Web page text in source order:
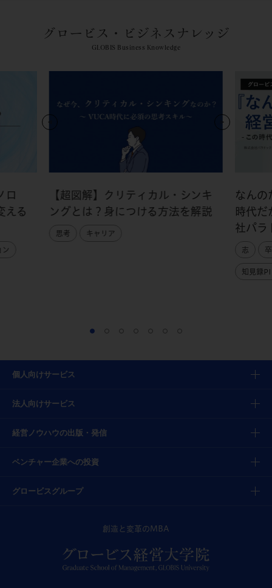
グロービス・ビジネスナレッジ
GLOBIS Business Knowledge
ロ
える
ン
【超図解】クリティカル・シンキ
ングとは？身につける方法を解説
思考 キャリア
なんの
時代だ
社パラ
志
知見録
個人向けサービス
法人向けサービス
経営ノウハウの出版・発信
ベンチャー企業への投資
グロービスグループ
創造と変革のMBA